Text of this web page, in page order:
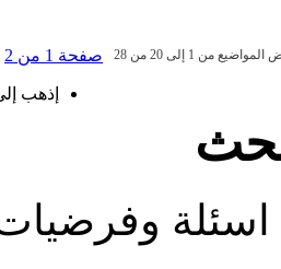
صفحة 1 من 2
إذهب
من 1 إلى 20 من 28
اسئلة